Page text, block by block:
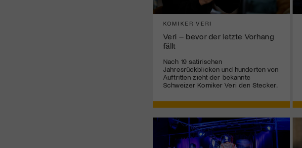
KOMIKER VERI
Veri – bevor der letzte Vorhang
fällt
Nach 19 satirischen
Jahresrückblicken und hunderten von
Auftritten zieht der bekannte
Schweizer Komiker Veri den Stecker.